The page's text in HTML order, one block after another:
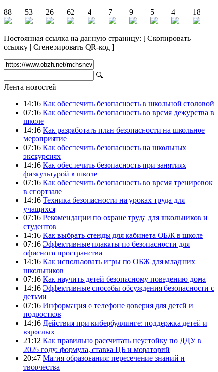
88
53 26 62 4 7 9 5 4 18
Постоянная ссылка на данную страницу: [ Скопировать
ссылку | Сгенерировать QR-код ]
🔍
Лента новостей
14:16 Как обеспечить безопасность в школьной столовой
07:16 Как обеспечить безопасность во время дежурства в
школе
14:16 Как разработать план безопасности на школьное
мероприятие
07:16 Как обеспечить безопасность на школьных
экскурсиях
14:16 Как обеспечить безопасность при занятиях
физкультурой в школе
07:16 Как обеспечить безопасность во время тренировок
в спортзале
14:16 Техника безопасности на уроках труда для
учащихся
07:16 Рекомендации по охране труда для школьников и
студентов
14:16 Как выбрать стенды для кабинета ОБЖ в школе
07:16 Эффективные плакаты по безопасности для
офисного пространства
14:16 Как использовать игры по ОБЖ для младших
школьников
07:16 Как научить детей безопасному поведению дома
14:16 Эффективные способы обсуждения безопасности с
детьми
07:16 Информация о телефоне доверия для детей и
подростков
14:16 Действия при кибербуллинге: поддержка детей и
взрослых
21:12 Как правильно рассчитать неустойку по ДДУ в
2026 году: формула, ставка ЦБ и мораторий
20:47 Магия образования: пересечение знаний и
творчества